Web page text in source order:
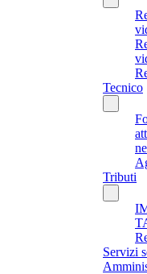
Tecnico
Tributi
Servizi